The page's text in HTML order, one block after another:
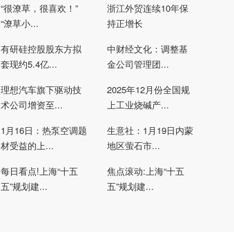
“很潦草，很喜欢！”
“潦草小...
浙江外贸连续10年保
持正增长
有研硅控股股东方拟
套现约5.4亿...
中财经文化：调整基
金公司管理团...
理想汽车旗下驱动技
术公司增资至...
2025年12月份全国规
上工业烧碱产...
1月16日：热泵空调题
材受益的上...
生意社：1月19日内蒙
地区萤石市...
每日看点!上海“十五
五”规划建...
焦点滚动:上海“十五
五”规划建...